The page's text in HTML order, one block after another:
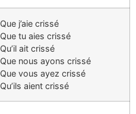
Que j’aie crissé
Que tu aies crissé
Qu’il ait crissé
Que nous ayons crissé
Que vous ayez crissé
Qu’ils aient crissé